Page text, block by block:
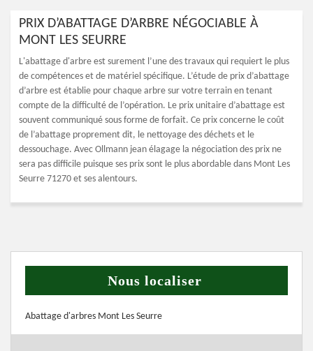
PRIX D’ABATTAGE D’ARBRE NÉGOCIABLE À
MONT LES SEURRE
L'abattage d'arbre est surement l’une des travaux qui requiert le plus
de compétences et de matériel spécifique. L’étude de prix d’abattage
d’arbre est établie pour chaque arbre sur votre terrain en tenant
compte de la difficulté de l’opération. Le prix unitaire d’abattage est
souvent communiqué sous forme de forfait. Ce prix concerne le coût
de l’abattage proprement dit, le nettoyage des déchets et le
dessouchage. Avec Ollmann jean élagage la négociation des prix ne
sera pas difficile puisque ses prix sont le plus abordable dans Mont Les
Seurre 71270 et ses alentours.
Nous localiser
Abattage d'arbres Mont Les Seurre